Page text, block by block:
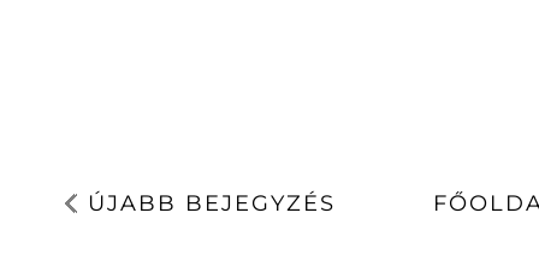
ÚJABB BEJEGYZÉS